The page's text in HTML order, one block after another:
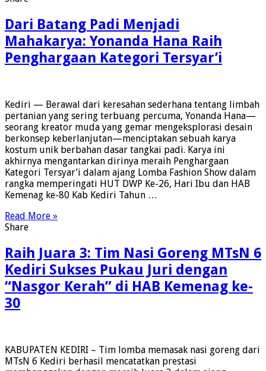
Dari Batang Padi Menjadi
Mahakarya: Yonanda Hana Raih
Penghargaan Kategori Tersyar’i
Kediri — Berawal dari keresahan sederhana tentang limbah
pertanian yang sering terbuang percuma, Yonanda Hana—
seorang kreator muda yang gemar mengeksplorasi desain
berkonsep keberlanjutan—menciptakan sebuah karya
kostum unik berbahan dasar tangkai padi. Karya ini
akhirnya mengantarkan dirinya meraih Penghargaan
Kategori Tersyar’i dalam ajang Lomba Fashion Show dalam
rangka memperingati HUT DWP Ke-26, Hari Ibu dan HAB
Kemenag ke-80 Kab Kediri Tahun …
Read More »
Share
Raih Juara 3: Tim Nasi Goreng MTsN 6
Kediri Sukses Pukau Juri dengan
“Nasgor Kerah” di HAB Kemenag ke-
30
KABUPATEN KEDIRI – Tim lomba memasak nasi goreng dari
MTsN 6 Kediri berhasil mencatatkan prestasi